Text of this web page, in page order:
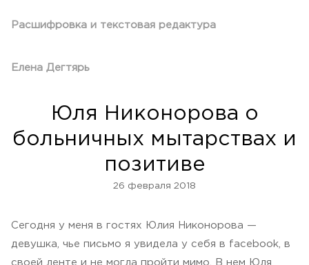
Расшифровка и текстовая редактура
Елена Дегтярь
Юля Никонорова о
больничных мытарствах и
позитиве
26 февраля 2018
Сегодня у меня в гостях Юлия Никонорова —
девушка, чье письмо я увидела у себя в facebook, в
своей ленте и не могла пройти мимо. В нем Юля